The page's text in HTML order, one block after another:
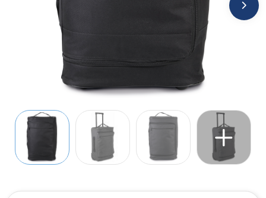
Overhemden
Peuters en Baby's
Regenkleding
Schoenen
Sweaters